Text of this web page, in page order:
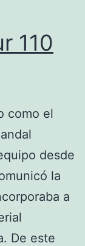
110
como el
desde
la
a
De este